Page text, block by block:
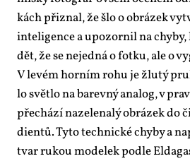
kách při­znal, že šlo o ob­rá­zek
in­te­li­gen­ce a upo­zor­nil na
dět, že se ne­jed­ná o fot­ku, ale o
V le­vém hor­ním ro­hu je žlu­tý
lo svět­lo na ba­rev­ný ana­log, v
pře­chá­zí na­ze­le­na­lý ob­rá­zek do
di­en­tů. Ty­to tech­nic­ké chy­by a
tvar ru­kou mo­de­lek pod­le